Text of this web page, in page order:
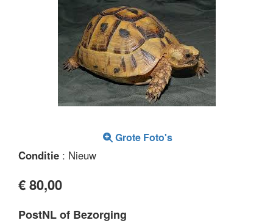
Grote Foto's
Conditie : Nieuw
€ 80,00
PostNL of Bezorging